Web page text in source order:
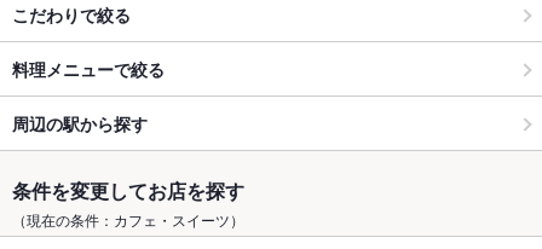
こだわりで絞る
料理メニューで絞る
周辺の駅から探す
条件を変更してお店を探す
（現在の条件：カフェ・スイーツ）